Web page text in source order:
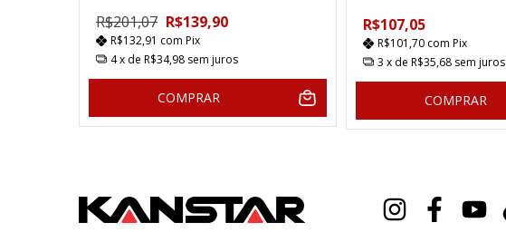
R$201,07 R$139,90
R$132,91 com Pix
4x de R$34,98 sem juros
COMPRAR
R$107,05
R$101,70 com Pix
3 x de R$35,68 sem juros
COMPRAR